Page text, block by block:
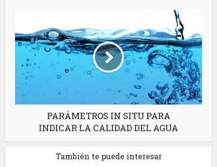
PARÁMETROS IN SITU PARA
INDICAR LA CALIDAD DEL AGUA
También te puede interesar